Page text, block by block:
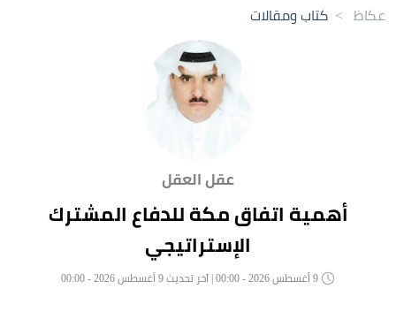
عكاظ > كتاب ومقالات
عقل العقل
أهمية اتفاق مكة للدفاع المشترك
الإستراتيجي